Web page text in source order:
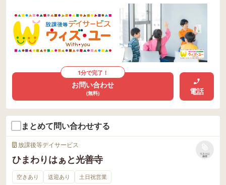
1分で完了！
お問い合わせ
(無料) 電話
まとめて問い合わせする
放課後等デイサービス
ひまわりはぁと光善寺
リストに
保存
空きあり 送迎あり 土日祝営業